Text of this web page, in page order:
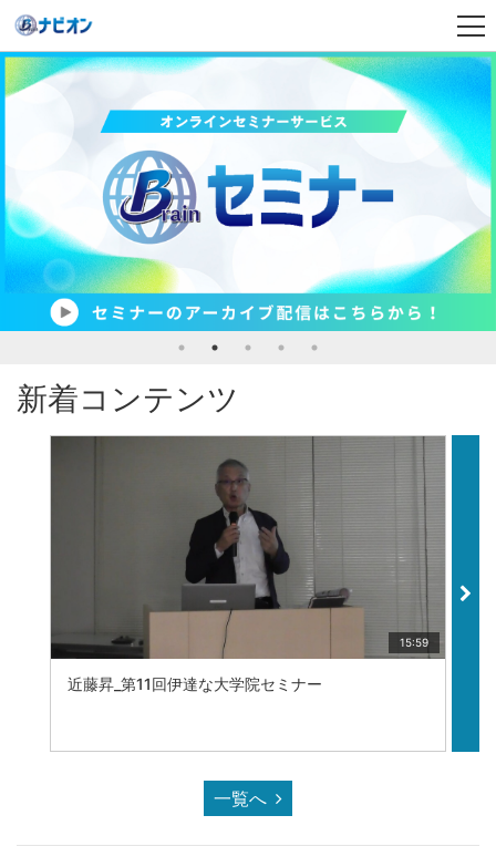
新着コンテンツ
15:59
近藤昇_第11回伊達な大学院セミナー
一覧へ